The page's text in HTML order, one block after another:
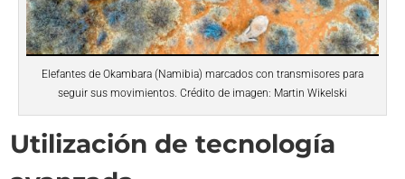
Elefantes de Okambara (Namibia) marcados con transmisores para
seguir sus movimientos. Crédito de imagen: Martin Wikelski
Utilización de tecnología